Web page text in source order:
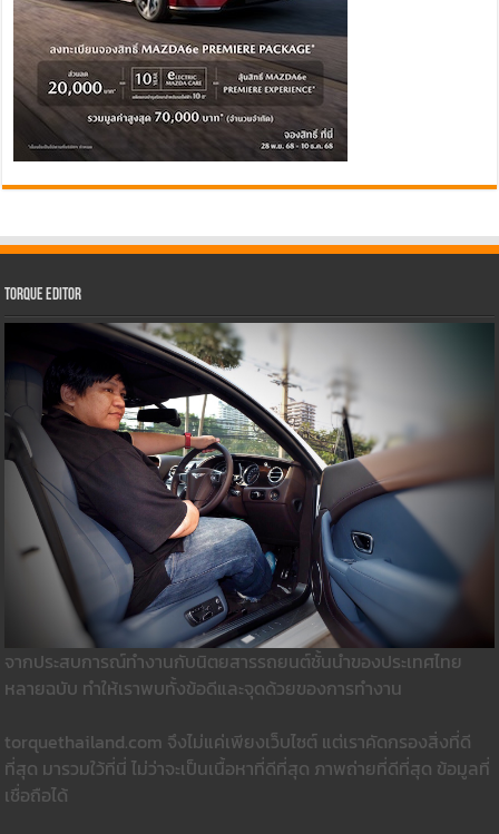
Torque Editor
จากประสบการณ์ทำงานกับนิตยสารรถยนต์ชั้นนำของประเทศไทย
หลายฉบับ ทำให้เราพบทั้งข้อดีและจุดด้วยของการทำงาน
torquethailand.com จึงไม่แค่เพียงเว็บไซต์ แต่เราคัดกรองสิ่งที่ดี
ที่สุด มารวมใว้ที่นี่ ไม่ว่าจะเป็นเนื้อหาที่ดีที่สุด ภาพถ่ายที่ดีที่สุด ข้อมูลที่
เชื่อถือได้